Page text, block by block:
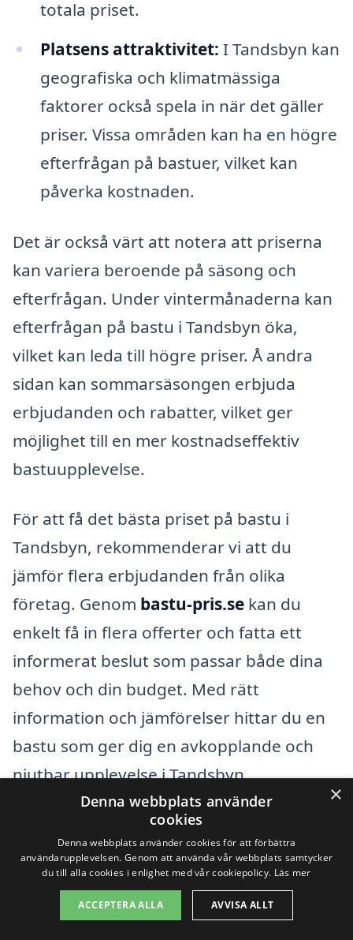
totala priset.
Platsens attraktivitet: I Tandsbyn kan
geografiska och klimatmässiga
faktorer också spela in när det gäller
priser. Vissa områden kan ha en högre
efterfrågan på bastuer, vilket kan
påverka kostnaden.
Det är också värt att notera att priserna
kan variera beroende på säsong och
efterfrågan. Under vintermånaderna kan
efterfrågan på bastu i Tandsbyn öka,
vilket kan leda till högre priser. Å andra
sidan kan sommarsäsongen erbjuda
erbjudanden och rabatter, vilket ger
möjlighet till en mer kostnadseffektiv
bastuupplevelse.
För att få det bästa priset på bastu i
Tandsbyn, rekommenderar vi att du
jämför flera erbjudanden från olika
företag. Genom bastu-pris.se kan du
enkelt få in flera offerter och fatta ett
informerat beslut som passar både dina
behov och din budget. Med rätt
information och jämförelser hittar du en
bastu som ger dig en avkopplande och
njutbar upplevelse i Tandsbyn.
Få 3 erbjudanden, gratis och utan
förpliktelser
×
Denna webbplats använder
cookies
Denna webbplats använder cookies för att förbättra
användarupplevelsen. Genom att använda vår webbplats samtycker
du till alla cookies i enlighet med vår cookiepolicy. Läs mer
ACCEPTERA ALLA AVVISA ALLT